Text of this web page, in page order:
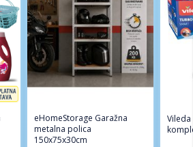
eHomeStorage Garažna
metalna polica
150x75x30cm